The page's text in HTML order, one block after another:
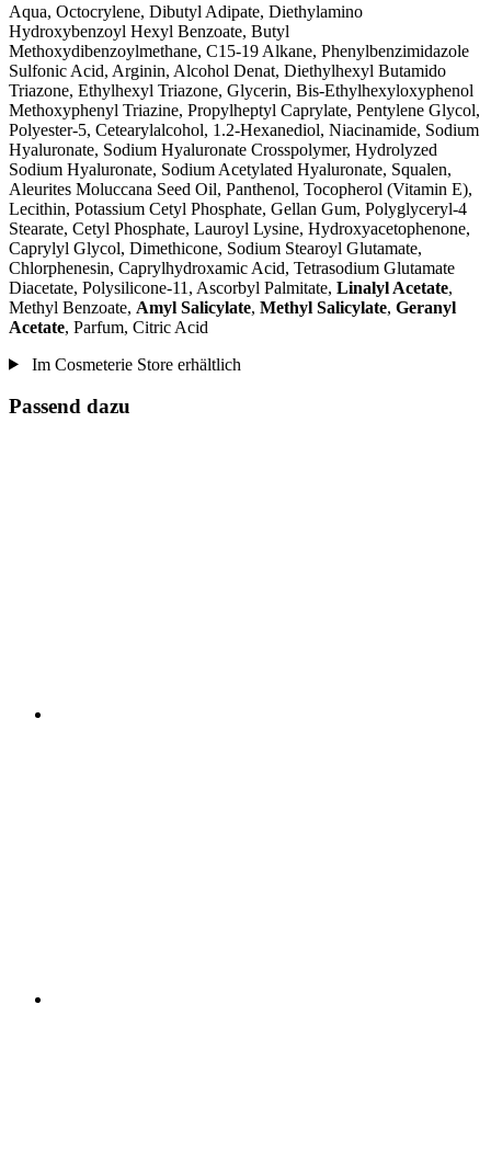
Aqua, Octocrylene, Dibutyl Adipate, Diethylamino
Hydroxybenzoyl Hexyl Benzoate, Butyl
Methoxydibenzoylmethane, C15-19 Alkane, Phenylbenzimidazole
Sulfonic Acid, Arginin, Alcohol Denat, Diethylhexyl Butamido
Triazone, Ethylhexyl Triazone, Glycerin, Bis-Ethylhexyloxyphenol
Methoxyphenyl Triazine, Propylheptyl Caprylate, Pentylene Glycol,
Polyester-5, Cetearylalcohol, 1.2-Hexanediol, Niacinamide, Sodium
Hyaluronate, Sodium Hyaluronate Crosspolymer, Hydrolyzed
Sodium Hyaluronate, Sodium Acetylated Hyaluronate, Squalen,
Aleurites Moluccana Seed Oil, Panthenol, Tocopherol (Vitamin E),
Lecithin, Potassium Cetyl Phosphate, Gellan Gum, Polyglyceryl-4
Stearate, Cetyl Phosphate, Lauroyl Lysine, Hydroxyacetophenone,
Caprylyl Glycol, Dimethicone, Sodium Stearoyl Glutamate,
Chlorphenesin, Caprylhydroxamic Acid, Tetrasodium Glutamate
Diacetate, Polysilicone-11, Ascorbyl Palmitate, Linalyl Acetate,
Methyl Benzoate, Amyl Salicylate, Methyl Salicylate, Geranyl
Acetate, Parfum, Citric Acid
Im Cosmeterie Store erhältlich
Passend dazu